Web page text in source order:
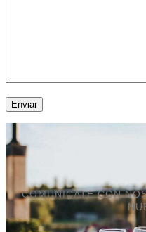
COMUNICATE CON